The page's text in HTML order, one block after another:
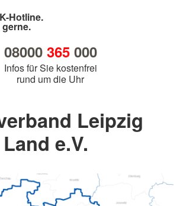
Hotline.
08000 365000
Infos für Sie kostenfrei
rund um die Uhr
Leipzig
Land e.V.